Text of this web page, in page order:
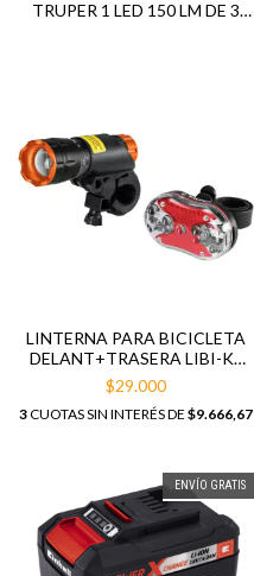
TRUPER 1 LED 150 LM DE 3
LINTERNA PARA BICICLETA
DELANT+TRASERA LIBI-K2
TRUPER 16798
$29.000
3CUOTAS SIN INTERÉS DE $9.666,67
ENVÍO GRATIS